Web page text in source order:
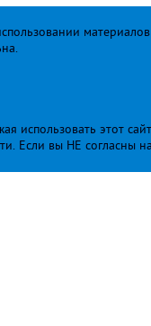
материалов
использовать этот
. Если вы НЕ согласны